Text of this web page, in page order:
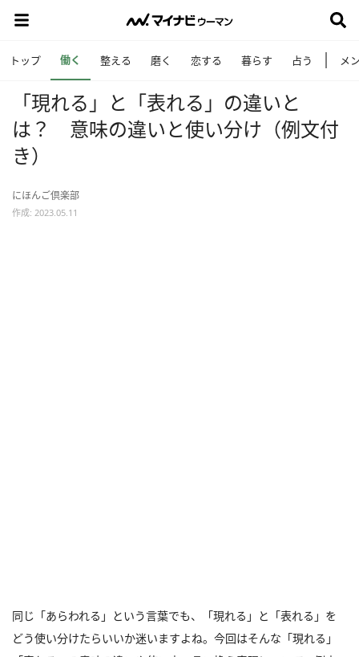
トップ 働く 整える 磨く 恋する 暮らす 占う メ
「現れる」と「表れる」の違いと
は？ 意味の違いと使い分け（例文付
き）
にほんご倶楽部
作成: 2023.05.11
同じ「あらわれる」という言葉でも、「現れる」と「表れる」を
どう使い分けたらいいか迷いますよね。今回はそんな「現れる」